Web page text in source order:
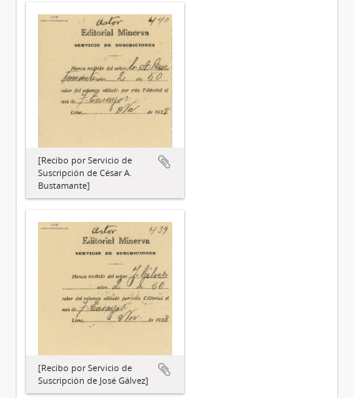
[Recibo por Servicio de
Suscripción de César A.
Bustamante]
[Recibo por Servicio de
Suscripción de José Gálvez]